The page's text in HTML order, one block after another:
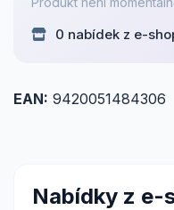
0 nabídek z e-
EAN: 9420051484306
Nabídky z e-